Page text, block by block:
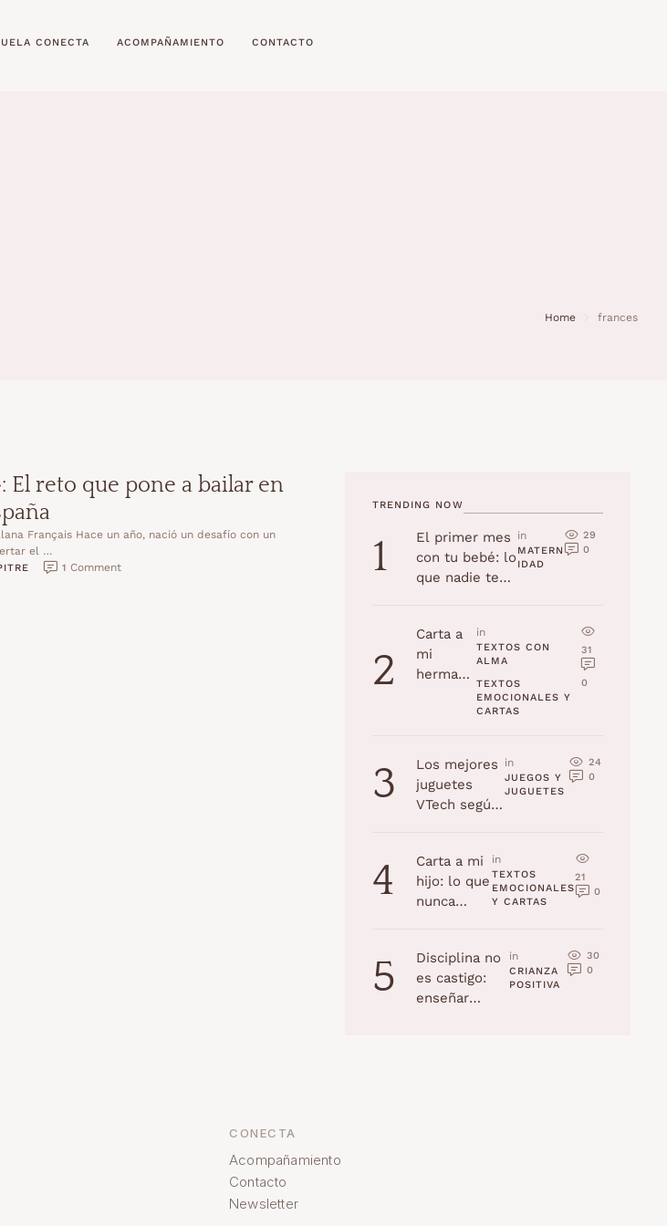
CONECTA ACOMPAÑAMIENTO CONTACTO
Home frances
El reto que pone a bailar en
Français Hace un año, nació un desafío con un
el …
1 Comment
TRENDING NOW
1
El primer mes
con tu bebé: lo
que nadie te
in
MATERN
IDAD
29
0
2
Carta a
mi
hermana
in
TEXTOS CON
ALMA
TEXTOS
EMOCIONALES Y
CARTAS
31
0
3
Los mejores
juguetes
VTech según
2025)
in
JUEGOS Y
JUGUETES
24
0
4
Carta a mi
hijo: lo que
nunca
jamás
olvidaré
in
TEXTOS
EMOCIONALES
Y CARTAS
21
0
5
Disciplina no
es castigo:
enseñar
in
CRIANZA
POSITIVA
30
0
CONECTA
Acompañamiento
Contacto
Newsletter